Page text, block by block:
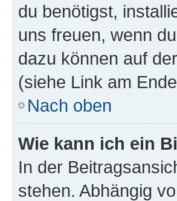
du benötigst,
uns freuen, wenn
dazu können auf
(siehe Link am
Nach oben
Wie kann ich ein
In der
stehen. Abhängig